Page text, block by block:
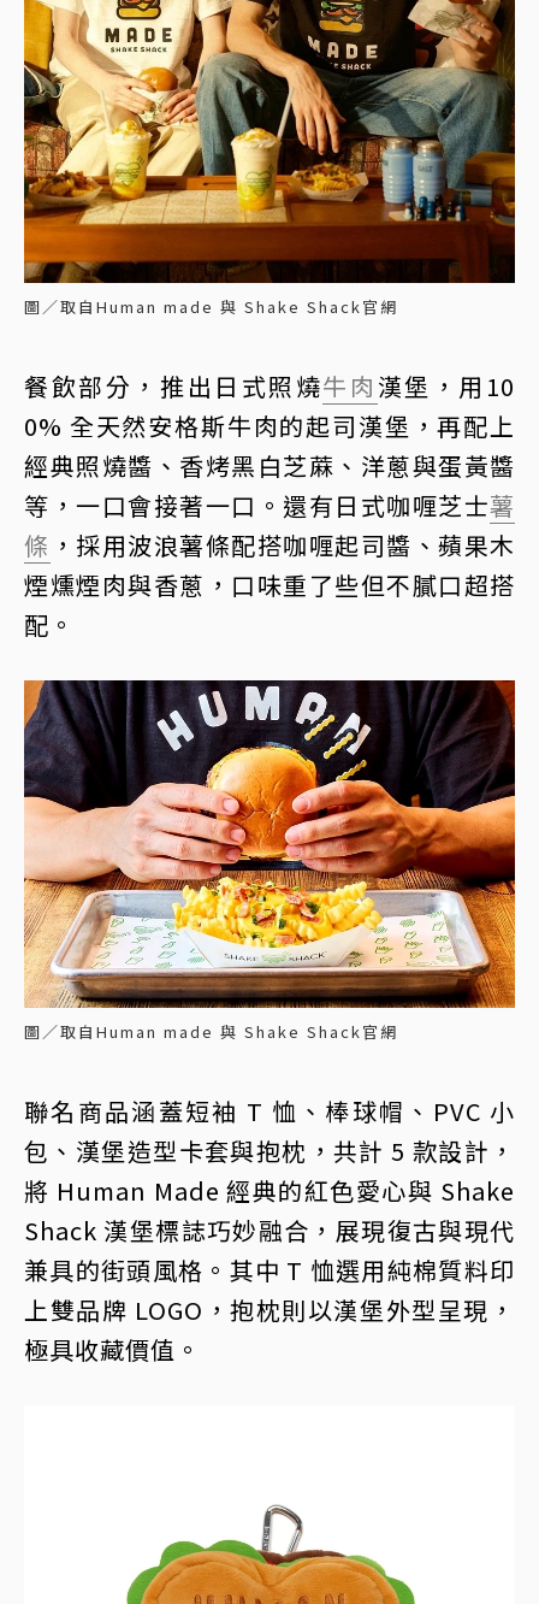
圖／取自Human made 與 Shake Shack官網
餐飲部分，推出日式照燒牛肉 漢堡，用10
0% 全天然安格斯牛肉的起司漢堡，再配上
經典照燒醬、香烤黑白芝蔴、洋蔥與蛋黃醬
等，一口會接著一口。還有日式咖喱芝士薯
條 ，採用波浪薯條配搭咖喱起司醬、蘋果木
煙燻煙肉與香蔥，口味重了些但不膩口超搭
配。
圖／取自Human made 與 Shake Shack官網
聯名商品涵蓋短袖 T 恤、棒球帽、PVC 小
包、漢堡造型卡套與抱枕，共計 5 款設計，
將 Human Made 經典的紅色愛心與 Shake
Shack 漢堡標誌巧妙融合，展現復古與現代
兼具的街頭風格。其中 T 恤選用純棉質料印
上雙品牌 LOGO，抱枕則以漢堡外型呈現，
極具收藏價值。